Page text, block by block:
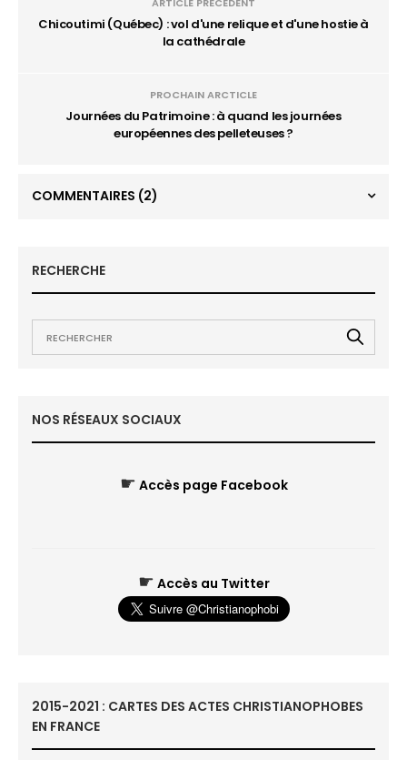
Chicoutimi (Québec) : vol d'une relique et d'une hostie à
la cathédrale
PROCHAIN ARCTICLE
Journées du Patrimoine : à quand les journées
européennes des pelleteuses ?
COMMENTAIRES (2)
RECHERCHE
NOS RÉSEAUX SOCIAUX
☛ Accès page Facebook
☛ Accès au Twitter
2015-2021 : CARTES DES ACTES CHRISTIANOPHOBES
EN FRANCE